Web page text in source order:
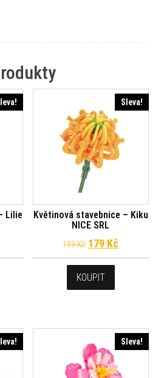
Lilie
byla: 199 Kč.
cena je: 179 Kč.
Sleva!
Květinová stavebnice – Kiku
NICE SRL
199Kč Původní cena
179 Kč
KOUPIT
Sleva!